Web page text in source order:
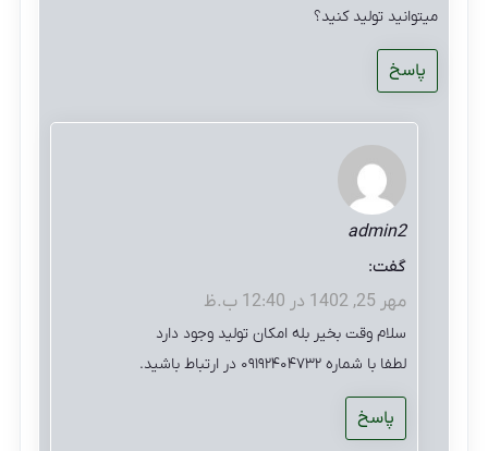
میتوانید تولید کنید؟
پاسخ
admin2
گفت:
مهر 25, 1402 در 12:40 ب.ظ
سلام وقت بخیر بله امکان تولید وجود دارد
لطفا با شماره ۰۹۱۹۲۴۰۴۷۳۲ در ارتباط باشید.
پاسخ